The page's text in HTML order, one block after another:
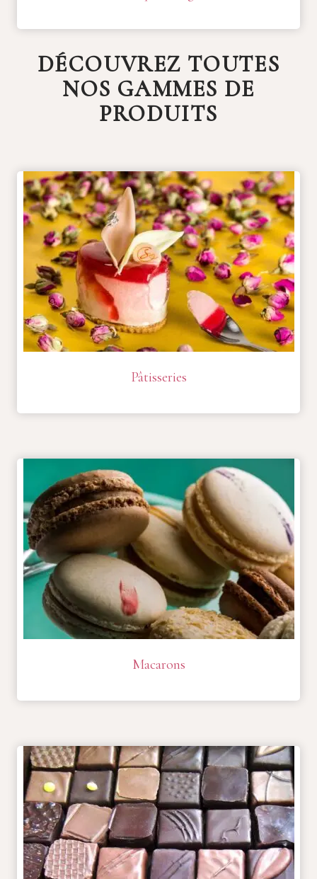
DÉCOUVREZ TOUTES
NOS GAMMES DE
PRODUITS
Pâtisseries
Macarons